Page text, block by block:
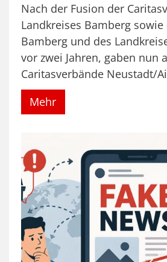
Nach der Fusion der
Landkreises Bamberg sowie
Bamberg und des
vor zwei Jahren, gaben nun
Caritasverbände Neustadt/
Mehr